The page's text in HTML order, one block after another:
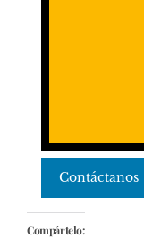
Contáctanos
Compártelo: